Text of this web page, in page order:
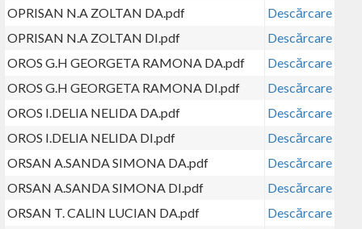
OPRISAN N.A ZOLTAN DA.pdf
Descărcare
OPRISAN N.A ZOLTAN DI.pdf
Descărcare
OROS G.H GEORGETA RAMONA DA.pdf
Descărcare
OROS G.H GEORGETA RAMONA DI.pdf
Descărcare
OROS I.DELIA NELIDA DA.pdf
Descărcare
OROS I.DELIA NELIDA DI.pdf
Descărcare
ORSAN A.SANDA SIMONA DA.pdf
Descărcare
ORSAN A.SANDA SIMONA DI.pdf
Descărcare
ORSAN T. CALIN LUCIAN DA.pdf
Descărcare